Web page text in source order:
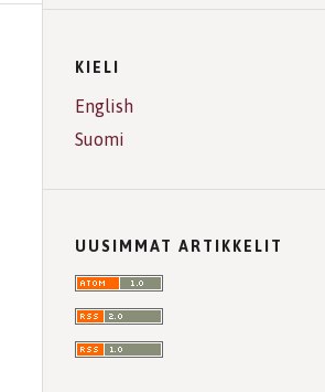
KIELI
English
Suomi
UUSIMMAT ARTIKKELIT